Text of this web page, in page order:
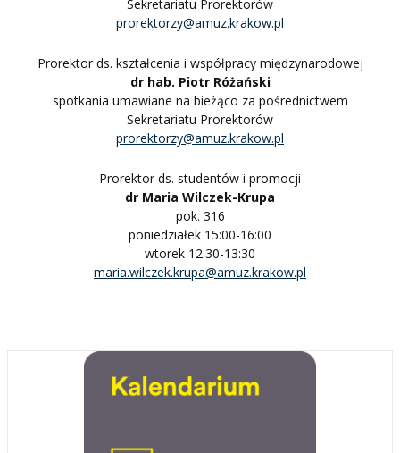
Sekretariatu Prorektorów
prorektorzy@amuz.krakow.pl
Prorektor ds. kształcenia i współpracy międzynarodowej
dr hab. Piotr Różański
spotkania umawiane na bieżąco za pośrednictwem
Sekretariatu Prorektorów
prorektorzy@amuz.krakow.pl
Prorektor ds. studentów i promocji
dr Maria Wilczek-Krupa
pok. 316
poniedziałek 15:00-16:00
wtorek 12:30-13:30
maria.wilczek.krupa@amuz.krakow.pl